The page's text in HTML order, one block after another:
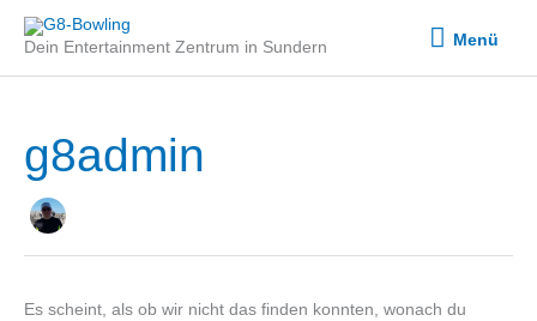
Inhalt
Dein Entertainment Zentrum in Sundern
Menü
Menü
g8admin
Es scheint, als ob wir nicht das finden konnten, wonach du
Suchen
nach: